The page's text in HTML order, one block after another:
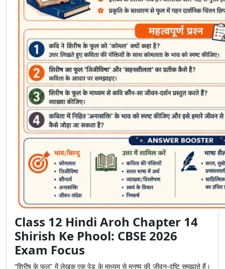
Class 12 Hindi Aroh Chapter 14
Shirish Ke Phool: CBSE 2026
Exam Focus
“शिरीष के फूल” में लेखक एक पेड़ के माध्यम से मनुष्य की जीवन-दृष्टि समझाते हैं।